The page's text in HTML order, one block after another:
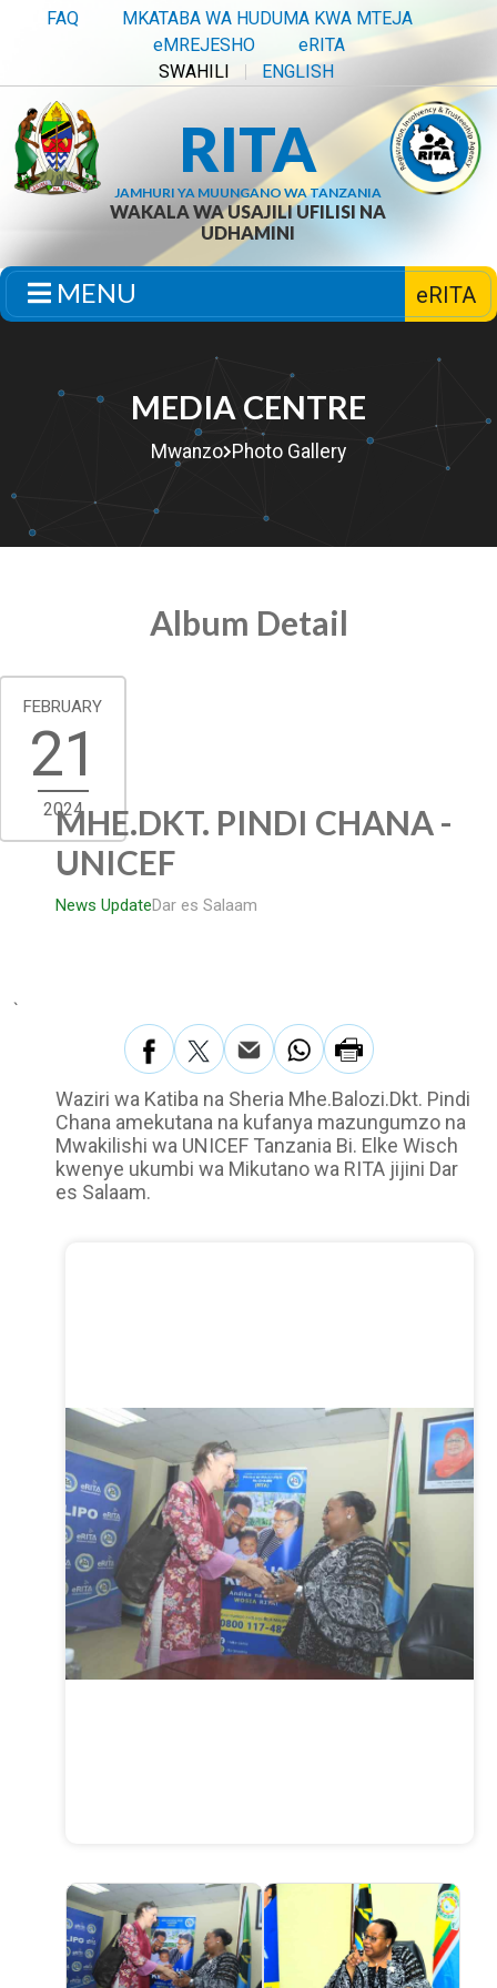
FAQ
MKATABA WA HUDUMA KWA MTEJA
eMREJESHO
eRITA
SWAHILI
ENGLISH
RITA
JAMHURI YA MUUNGANO WA TANZANIA
WAKALA WA USAJILI UFILISI NA
UDHAMINI
MENU eRITA
MEDIA CENTRE
Mwanzo Photo Gallery
Album Detail
FEBRUARY
21
2024
MHE.DKT. PINDI CHANA -
UNICEF
News UpdateDar es Salaam
`
Waziri wa Katiba na Sheria Mhe.Balozi.Dkt. Pindi
Chana amekutana na kufanya mazungumzo na
Mwakilishi wa UNICEF Tanzania Bi. Elke Wisch
kwenye ukumbi wa Mikutano wa RITA jijini Dar
es Salaam.